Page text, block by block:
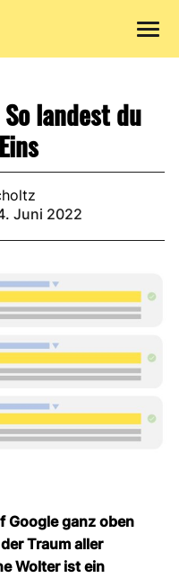
landest du
Juni 2022
Google ganz oben
Traum aller
Wolter ist ein